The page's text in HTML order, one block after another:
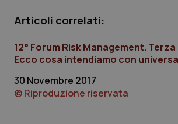
Friuli Venezia Giulia
Dermatite Atopica
Articoli correlati:
12° Forum Risk Management.
Ecco cosa intendiamo con
30 Novembre 2017
© Riproduzione riservata